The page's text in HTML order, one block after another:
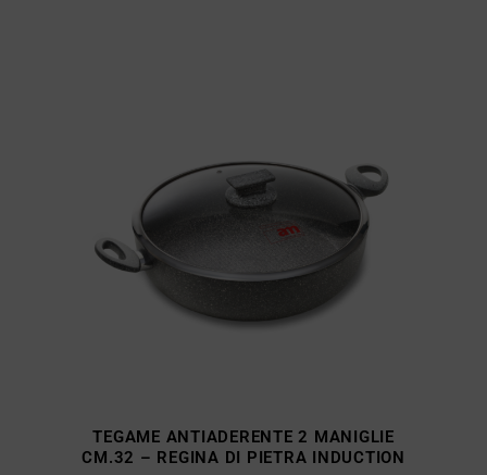
TEGAME ANTIADERENTE 2 MANIGLIE
CM.32 – REGINA DI PIETRA INDUCTION